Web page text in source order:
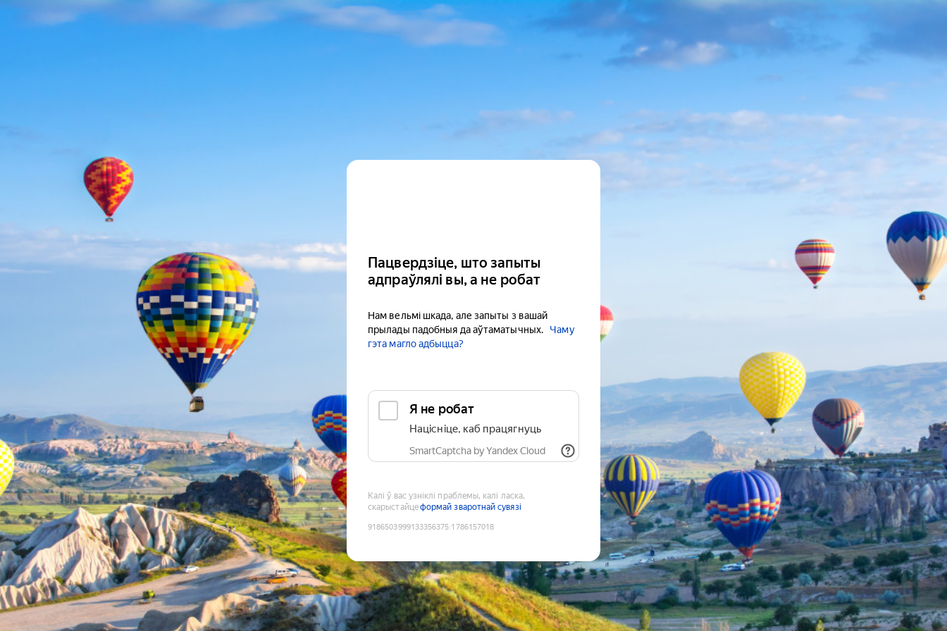
Пацвердзіце, што запыты
адпраўлялі вы, а не робат
Нам вельмі шкада, але запыты з вашай
прылады падобныя да аўтаматычных.
Чаму
гэта магло адбыцца?
Я не робат
Націсніце, каб працягнуць
SmartCaptcha by Yandex Cloud
Калі ў вас узніклі праблемы, калі ласка,
скарыстайцеформай зваротнай сувязі
9186503999133356375:1786157018